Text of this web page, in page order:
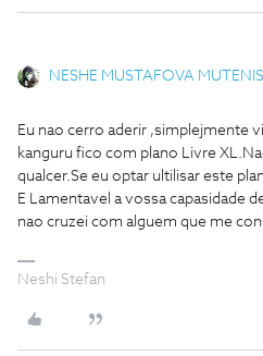
NESHE MUSTAFOVA
Eu nao cerro aderir ,simplejmente
kanguru fico com plano Livre
qualcer.Se eu optar ultilisar este
E Lamentavel a vossa capasidade
nao cruzei com alguem que me
Neshi Stefan